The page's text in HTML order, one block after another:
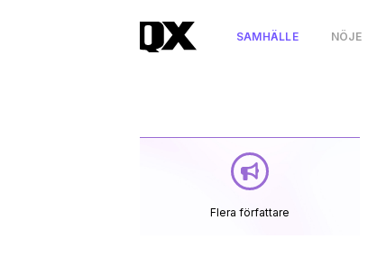
SAMHÄLLE NÖJE
Flera författare